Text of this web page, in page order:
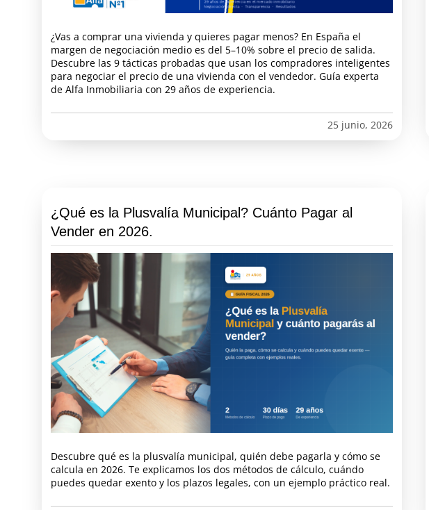
¿Vas a comprar una vivienda y quieres pagar menos? En España el
margen de negociación medio es del 5–10% sobre el precio de salida.
Descubre las 9 tácticas probadas que usan los compradores inteligentes
para negociar el precio de una vivienda con el vendedor. Guía experta
de Alfa Inmobiliaria con 29 años de experiencia.
25 junio, 2026
¿Qué es la Plusvalía Municipal? Cuánto Pagar al
Vender en 2026.
Descubre qué es la plusvalía municipal, quién debe pagarla y cómo se
calcula en 2026. Te explicamos los dos métodos de cálculo, cuándo
puedes quedar exento y los plazos legales, con un ejemplo práctico real.